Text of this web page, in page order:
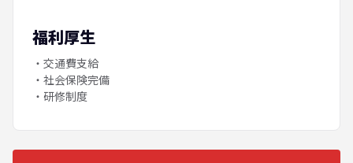
福利厚生
・交通費支給
・社会保険完備
・研修制度